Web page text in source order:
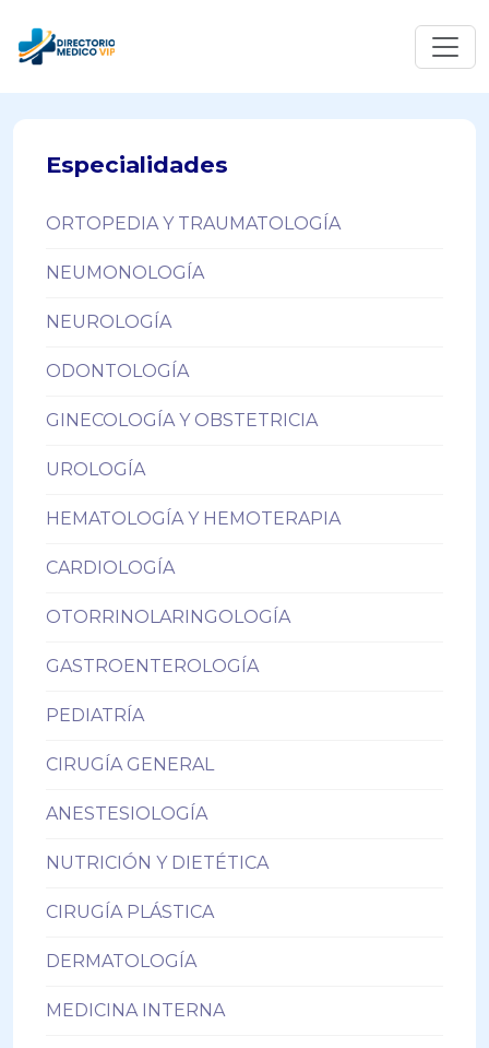
Especialidades
ORTOPEDIA Y TRAUMATOLOGÍA
NEUMONOLOGÍA
NEUROLOGÍA
ODONTOLOGÍA
GINECOLOGÍA Y OBSTETRICIA
UROLOGÍA
HEMATOLOGÍA Y HEMOTERAPIA
CARDIOLOGÍA
OTORRINOLARINGOLOGÍA
GASTROENTEROLOGÍA
PEDIATRÍA
CIRUGÍA GENERAL
ANESTESIOLOGÍA
NUTRICIÓN Y DIETÉTICA
CIRUGÍA PLÁSTICA
DERMATOLOGÍA
MEDICINA INTERNA